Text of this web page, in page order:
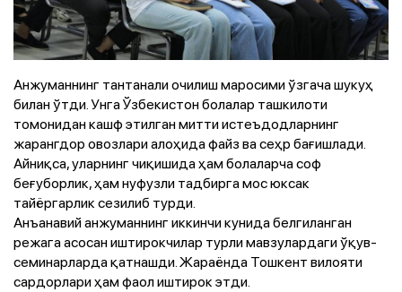
Анжуманнинг тантанали очилиш маросими ўзгача шукуҳ
билан ўтди. Унга Ўзбекистон болалар ташкилоти
томонидан кашф этилган митти истеъдодларнинг
жарангдор овозлари алоҳида файз ва сеҳр бағишлади.
Айниқса, уларнинг чиқишида ҳам болаларча соф
беғуборлик, ҳам нуфузли тадбирга мос юксак
тайёргарлик сезилиб турди.
Анъанавий анжуманнинг иккинчи кунида белгиланган
режага асосан иштирокчилар турли мавзулардаги ўқув-
семинарларда қатнашди. Жараёнда Тошкент вилояти
сардорлари ҳам фаол иштирок этди.